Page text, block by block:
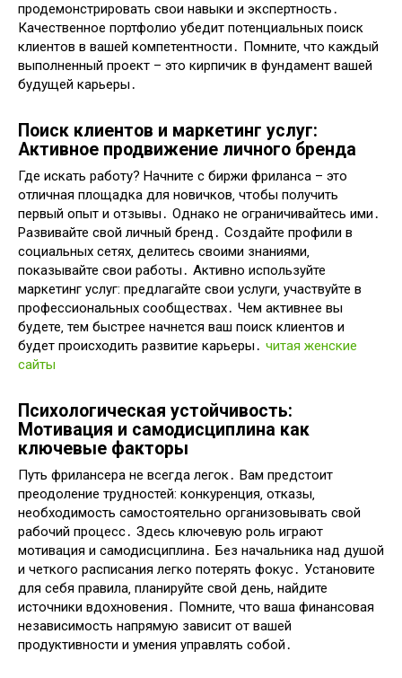
продемонстрировать свои навыки и экспертность․
Качественное портфолио убедит потенциальных поиск
клиентов в вашей компетентности․ Помните‚ что каждый
выполненный проект – это кирпичик в фундамент вашей
будущей карьеры․
Поиск клиентов и маркетинг услуг:
Активное продвижение личного бренда
Где искать работу? Начните с биржи фриланса – это
отличная площадка для новичков‚ чтобы получить
первый опыт и отзывы․ Однако не ограничивайтесь ими․
Развивайте свой личный бренд․ Создайте профили в
социальных сетях‚ делитесь своими знаниями‚
показывайте свои работы․ Активно используйте
маркетинг услуг: предлагайте свои услуги‚ участвуйте в
профессиональных сообществах․ Чем активнее вы
будете‚ тем быстрее начнется ваш поиск клиентов и
будет происходить развитие карьеры․ читая женские
сайты
Психологическая устойчивость:
Мотивация и самодисциплина как
ключевые факторы
Путь фрилансера не всегда легок․ Вам предстоит
преодоление трудностей: конкуренция‚ отказы‚
необходимость самостоятельно организовывать свой
рабочий процесс․ Здесь ключевую роль играют
мотивация и самодисциплина․ Без начальника над душой
и четкого расписания легко потерять фокус․ Установите
для себя правила‚ планируйте свой день‚ найдите
источники вдохновения․ Помните‚ что ваша финансовая
независимость напрямую зависит от вашей
продуктивности и умения управлять собой․